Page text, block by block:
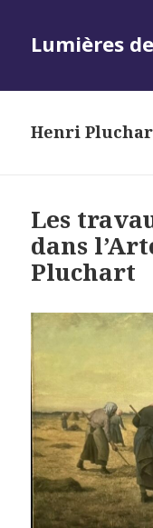
Lumières
Henri
Les
dans
Pluchart